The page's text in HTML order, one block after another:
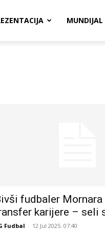
fudbaler Mornara
karijere – seli
Fudbal - 12 Jul 2025. 07:40